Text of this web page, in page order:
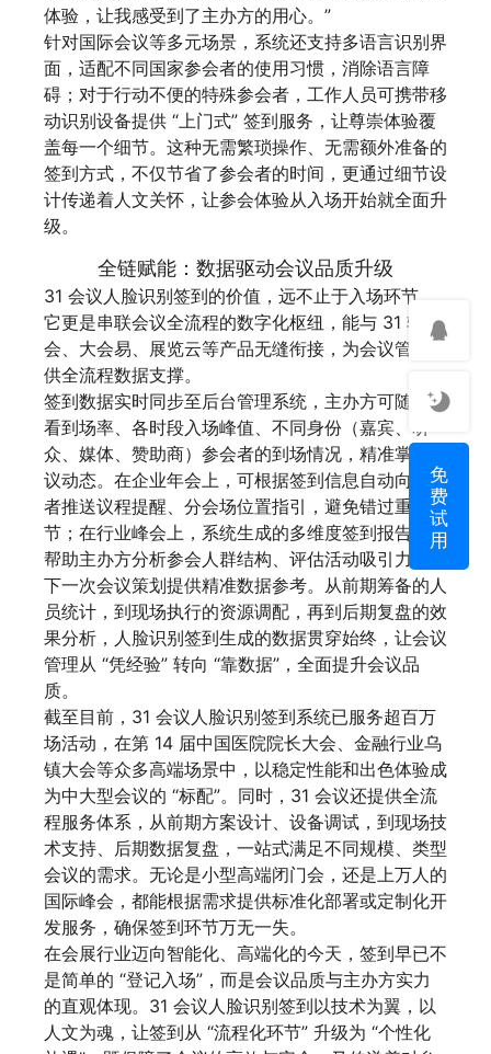
体验，让我感受到了主办方的用心。”
针对国际会议等多元场景，系统还支持多语言识别界
面，适配不同国家参会者的使用习惯，消除语言障
碍；对于行动不便的特殊参会者，工作人员可携带移
动识别设备提供 “上门式” 签到服务，让尊崇体验覆
盖每一个细节。这种无需繁琐操作、无需额外准备的
签到方式，不仅节省了参会者的时间，更通过细节设
计传递着人文关怀，让参会体验从入场开始就全面升
级。
全链赋能：数据驱动会议品质升级
31 会议人脸识别签到的价值，远不止于入场环节，
它更是串联会议全流程的数字化枢纽，能与 31 轻
会、大会易、展览云等产品无缝衔接，为会议管理提
供全流程数据支撑。
签到数据实时同步至后台管理系统，主办方可随时查
看到场率、各时段入场峰值、不同身份（嘉宾、听
众、媒体、赞助商）参会者的到场情况，精准掌握会
议动态。在企业年会上，可根据签到信息自动向参会
者推送议程提醒、分会场位置指引，避免错过重要环
节；在行业峰会上，系统生成的多维度签到报告，能
帮助主办方分析参会人群结构、评估活动吸引力，为
下一次会议策划提供精准数据参考。从前期筹备的人
员统计，到现场执行的资源调配，再到后期复盘的效
果分析，人脸识别签到生成的数据贯穿始终，让会议
管理从 “凭经验” 转向 “靠数据”，全面提升会议品
质。
截至目前，31 会议人脸识别签到系统已服务超百万
场活动，在第 14 届中国医院院长大会、金融行业乌
镇大会等众多高端场景中，以稳定性能和出色体验成
为中大型会议的 “标配”。同时，31 会议还提供全流
程服务体系，从前期方案设计、设备调试，到现场技
术支持、后期数据复盘，一站式满足不同规模、类型
会议的需求。无论是小型高端闭门会，还是上万人的
国际峰会，都能根据需求提供标准化部署或定制化开
发服务，确保签到环节万无一失。
在会展行业迈向智能化、高端化的今天，签到早已不
是简单的 “登记入场”，而是会议品质与主办方实力
的直观体现。31 会议人脸识别签到以技术为翼，以
人文为魂，让签到从 “流程化环节” 升级为 “个性化
免
费
试
用